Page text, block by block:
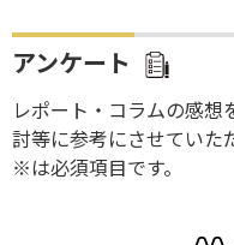
アンケート
レポート・コラムの感
討等に参考にさせていた
※は必須項目です。